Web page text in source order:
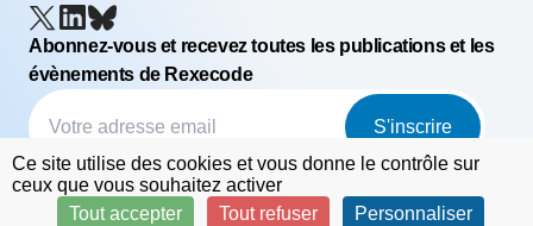
Abonnez-vous et recevez toutes les publications et les
évènements de Rexecode
S'inscrire
© Rexecode
Ce site utilise des cookies et vous donne le contrôle sur
ceux que vous souhaitez activer
Tout accepter
Tout refuser Personnaliser